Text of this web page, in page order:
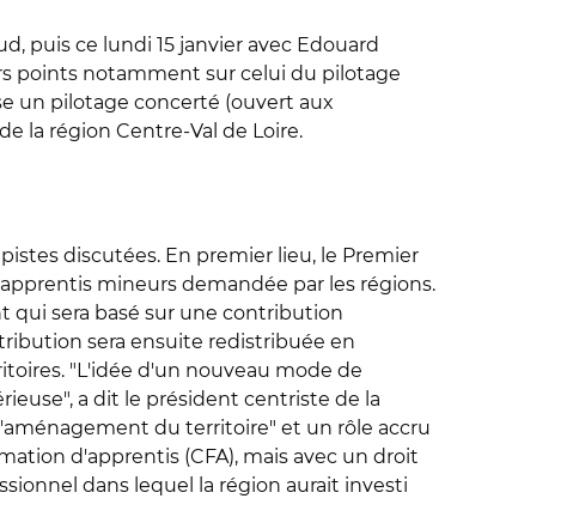
puis ce lundi 15 janvier avec Edouard
points notamment sur celui du pilotage
un pilotage concerté (ouvert aux
la région Centre-Val de Loire.
discutées. En premier lieu, le Premier
mineurs demandée par les régions.
sera basé sur une contribution
sera ensuite redistribuée en
"L'idée d'un nouveau mode de
a dit le président centriste de la
du territoire" et un rôle accru
d'apprentis (CFA), mais avec un droit
dans lequel la région aurait investi